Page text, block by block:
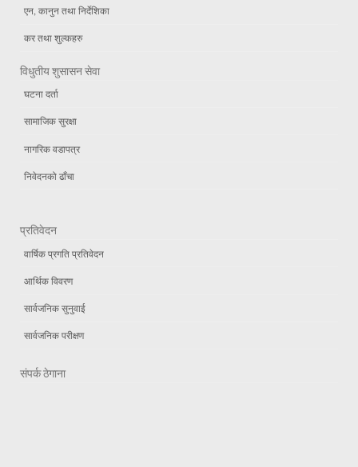
एन, कानुन तथा निर्देशिका
कर तथा शुल्कहरु
विधुतीय शुसासन सेवा
घटना दर्ता
सामाजिक सुरक्षा
नागरिक वडापत्र
निवेदनको ढाँचा
प्रतिवेदन
वार्षिक प्रगति प्रतिवेदन
आर्थिक विवरण
सार्वजनिक सुनुवाई
सार्वजनिक परीक्षण
संपर्क ठेगाना